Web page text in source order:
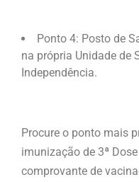
Ponto 4: Posto de
na própria Unidade de
Independência.
Procure o ponto mais
imunização de 3ª
comprovante de